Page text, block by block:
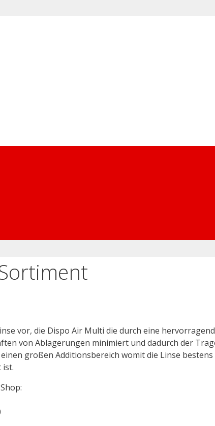
vor, die Dispo Air Multi die durch eine
von Ablagerungen minimiert und dadurch der
großen Additionsbereich womit die Linse
ist.